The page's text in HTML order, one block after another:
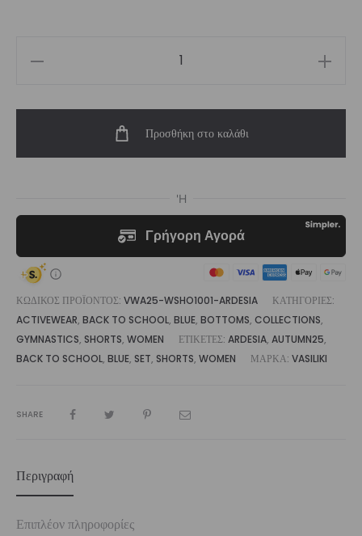
Short
Προσθήκη στο καλάθι
ΚΩΔΙΚΌΣ ΠΡΟΪΌΝΤΟΣ: VWA25-WSHO1001-ARDESIA
ΚΑΤΗΓΟΡΊΕΣ:
ACTIVEWEAR, BACK TO SCHOOL, BLUE, BOTTOMS, COLLECTIONS,
GYMNASTICS, SHORTS, WOMEN ΕΤΙΚΈΤΕΣ: ARDESIA, AUTUMN25,
BACK TO SCHOOL, BLUE, SET, SHORTS, WOMEN ΜΆΡΚΑ: VASILIKI
SHARE
Περιγραφή
Επιπλέον πληροφορίες